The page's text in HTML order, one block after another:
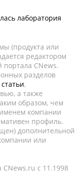
лаборатория
(продукта или
редактором
портала CNews.
разделов
статьи,
а также
образом, чем
компании
профиль.
дополнительной
или
c 11.1998